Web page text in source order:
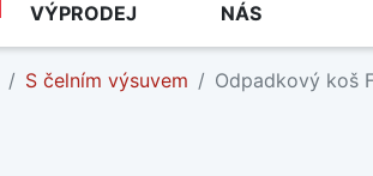
VÝPRODEJ
NÁS
S čelním výsuvem Odpadkový koš